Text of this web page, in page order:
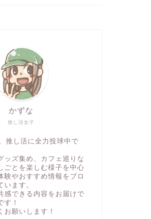
推し活女子
かずな
推し活に全力投球中で
ッズ集め、カフェ巡りな
ごとを楽しむ様子を中心
験やおすすめ情報をブロ
います。
感できる内容をお届けで
す！
お願いします！